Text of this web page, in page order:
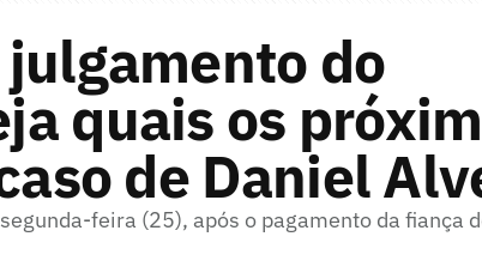
do
quais os
de Daniel
feira (25), após o pagamento da fiança